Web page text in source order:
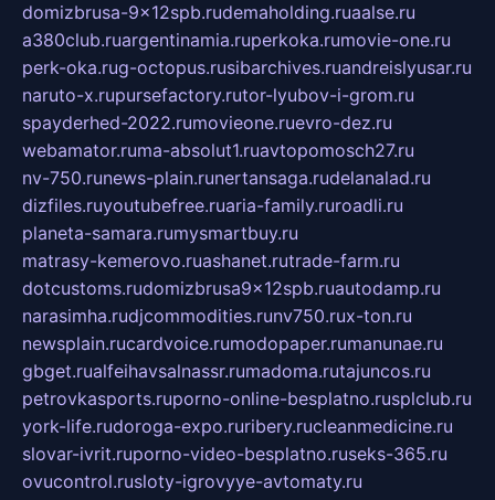
domizbrusa-9x12spb.rudemaholding.ruaalse.ru
a380club.ruargentinamia.ruperkoka.rumovie-one.ru
perk-oka.rug-octopus.rusibarchives.ruandreislyusar.ru
naruto-x.rupursefactory.rutor-lyubov-i-grom.ru
spayderhed-2022.rumovieone.ruevro-dez.ru
webamator.ruma-absolut1.ruavtopomosch27.ru
nv-750.runews-plain.runertansaga.rudelanalad.ru
dizfiles.ruyoutubefree.ruaria-family.ruroadli.ru
planeta-samara.rumysmartbuy.ru
matrasy-kemerovo.ruashanet.rutrade-farm.ru
dotcustoms.rudomizbrusa9x12spb.ruautodamp.ru
narasimha.rudjcommodities.runv750.rux-ton.ru
newsplain.rucardvoice.rumodopaper.rumanunae.ru
gbget.rualfeihavsalnassr.rumadoma.rutajuncos.ru
petrovkasports.ruporno-online-besplatno.rusplclub.ru
york-life.rudoroga-expo.ruribery.rucleanmedicine.ru
slovar-ivrit.ruporno-video-besplatno.ruseks-365.ru
ovucontrol.rusloty-igrovyye-avtomaty.ru